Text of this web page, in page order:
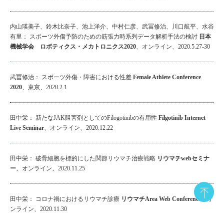
内山瑛美子、鈴木比奈子、池上洋介、中村仁彦、武冨修治、川口航平、水谷
有里： スポーツ外傷予防のための筋張力時系列データ解析手法の検討 日本
機械学会 ロボティクス・メカトロニクス2020、オンライン、2020.5.27-30
武冨修治： スポーツ外傷・障害における性差 Female Athlete Conference
2020、東京、2020.2.1
田中栄： 新たなJAK阻害剤としてのFilogotinibの有用性 Filgotinib Internet
Live Seminar、オンライン、2020.12.22
田中栄： 破骨細胞を標的にした関節リウマチ治療戦略 リウマチwebセミナ
ー、オンライン、2020.11.25
田中栄： コロナ禍におけるリウマチ診療 リウマチArea Web Conference
、オ
ンライン、2020.11.30